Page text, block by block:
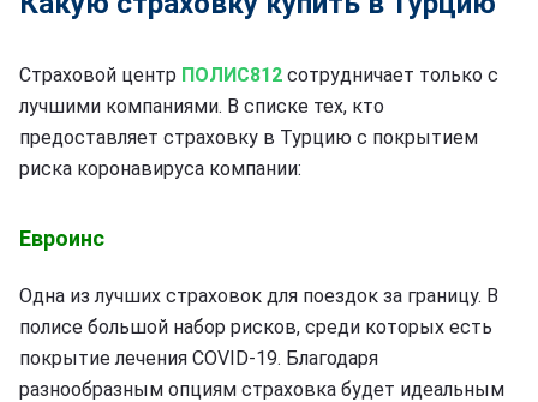
Страховой центр ПОЛИС812 сотрудничает только с
лучшими компаниями. В списке тех, кто
предоставляет страховку в Турцию с покрытием
риска коронавируса компании:
Евроинс
Одна из лучших страховок для поездок за границу. В
полисе большой набор рисков, среди которых есть
покрытие лечения COVID-19. Благодаря
разнообразным опциям страховка будет идеальным